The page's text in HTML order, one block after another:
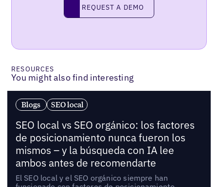
REQUEST A DEMO
RESOURCES
You might also find interesting
Blogs SEO local
SEO local vs SEO orgánico: los factores
de posicionamiento nunca fueron los
mismos – y la búsqueda con IA lee
ambos antes de recomendarte
El SEO local y el SEO orgánico siempre han